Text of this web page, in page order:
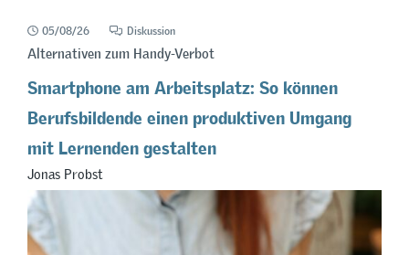
05/08/26 Diskussion
Alternativen zum Handy-Verbot
Smartphone am Arbeitsplatz: So können
Berufsbildende einen produktiven Umgang
mit Lernenden gestalten
Jonas Probst